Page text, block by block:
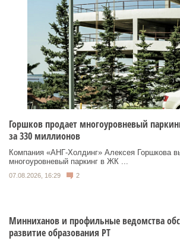
Горшков продает многоуровневый
за 330 миллионов
Компания «АНГ-Холдинг» Алексея Горшкова
многоуровневый паркинг в ЖК ...
07.08.2026, 16:29 2
Минниханов и профильные ведомства
развитие образования РТ